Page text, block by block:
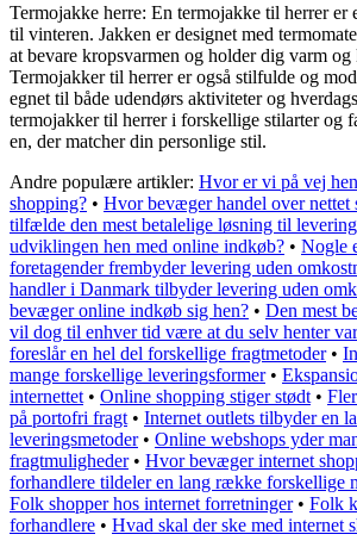
Termojakke herre: En termojakke til herrer er
til vinteren. Jakken er designet med
at bevare kropsvarmen og holder dig varm
Termojakker til herrer er også stilfulde og
egnet til både udendørs aktiviteter og
termojakker til herrer i forskellige stilarter og
en, der matcher din personlige stil.
Andre populære artikler: Hvor er vi på vej
shopping? • Hvor bevæger handel over nettet
tilfælde den mest betalelige løsning til levering
udviklingen hen med online indkøb? • Nogle
foretagender frembyder levering uden
handler i Danmark tilbyder levering uden
bevæger online indkøb sig hen? • Den mest
vil dog til enhver tid være at du selv henter
foreslår en hel del forskellige fragtmetoder•
mange forskellige leveringsformer•
internettet • Online shopping stiger stødt •
på portofri fragt • Internet outlets tilbyder en
leveringsmetoder• Online webshops yder
fragtmuligheder• Hvor bevæger internet
forhandlere tildeler en lang række forskellige
Folk shopper hos internet forretninger• Folk
forhandlere • Hvad skal der ske med internet